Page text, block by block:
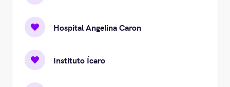
Hospital Angelina Caron
Instituto Ícaro